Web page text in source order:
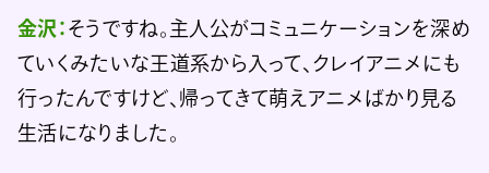
金沢： そうですね。主人公がコミュニケーションを深め
ていくみたいな王道系から入って、クレイアニメにも
行ったんですけど、帰ってきて萌えアニメばかり見る
生活になりました。